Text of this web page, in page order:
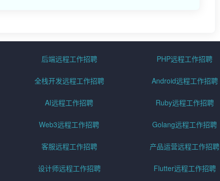
后端远程工作招聘 PHP远程工作招聘
全栈开发远程工作招聘 Android远程工作招聘
AI远程工作招聘 Ruby远程工作招聘
Web3远程工作招聘 Golang远程工作招聘
客服远程工作招聘 产品运营远程工作招聘
设计师远程工作招聘 Flutter远程工作招聘